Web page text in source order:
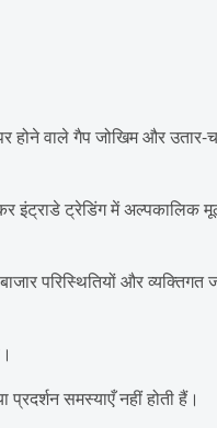
होने वाले गैप जोखिम और उतार-
इंट्राडे ट्रेडिंग में अल्पकालिक
परिस्थितियों और व्यक्तिगत
समस्याएँ नहीं होती हैं।